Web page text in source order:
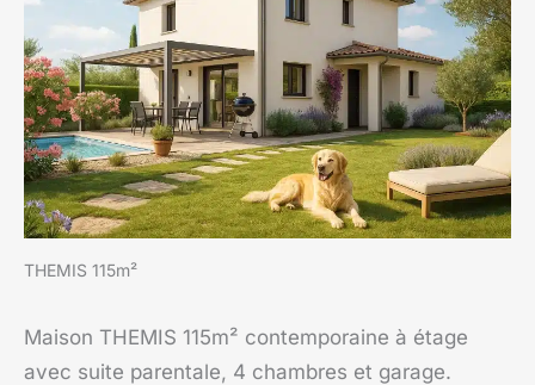
THEMIS 115m²
Maison THEMIS 115m² contemporaine à étage
avec suite parentale, 4 chambres et garage.